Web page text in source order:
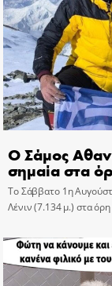
Ο Σάμος
σημαία στα
Το Σάββατο 1η
Λένιν (7.134 μ.) στα